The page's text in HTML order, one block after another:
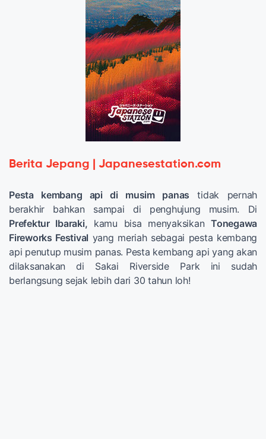
Berita Jepang | Japanesestation.com
Pesta kembang api di musim panas tidak pernah
berakhir bahkan sampai di penghujung musim. Di
Prefektur Ibaraki, kamu bisa menyaksikanTonegawa
Fireworks Festival yang meriah sebagai pesta kembang
api penutup musim panas. Pesta kembang api yang akan
dilaksanakan di Sakai Riverside Park ini sudah
berlangsung sejak lebih dari 30 tahun loh!